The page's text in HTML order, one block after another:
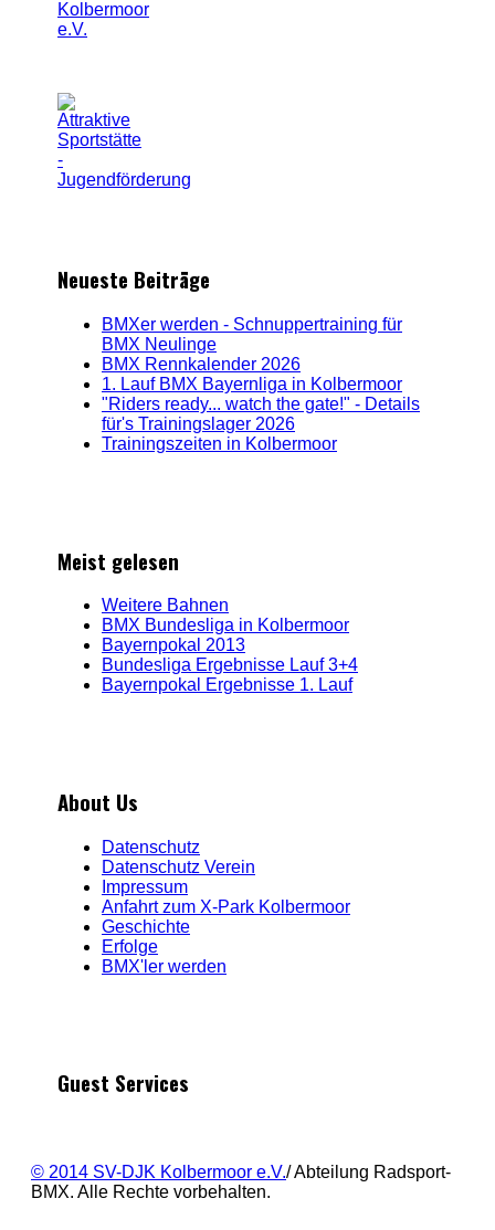
Neueste Beiträge
BMXer werden - Schnuppertraining für
BMX Neulinge
BMX Rennkalender 2026
1. Lauf BMX Bayernliga in Kolbermoor
"Riders ready... watch the gate!" - Details
für's Trainingslager 2026
Trainingszeiten in Kolbermoor
Meist gelesen
Weitere Bahnen
BMX Bundesliga in Kolbermoor
Bayernpokal 2013
Bundesliga Ergebnisse Lauf 3+4
Bayernpokal Ergebnisse 1. Lauf
About Us
Datenschutz
Datenschutz Verein
Impressum
Anfahrt zum X-Park Kolbermoor
Geschichte
Erfolge
BMX'ler werden
Guest Services
© 2014 SV-DJK Kolbermoor e.V./ Abteilung Radsport-
BMX. Alle Rechte vorbehalten.